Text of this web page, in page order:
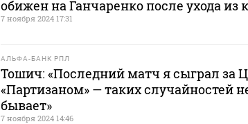
обижен на Ганчаренко после ухода из
7 ноября 2024 17:31
АЛЬФА-БАНК РПЛ
Тошич: «Последний матч я сыграл за
«Партизаном» — таких случайностей
бывает»
7 ноября 2024 14:46